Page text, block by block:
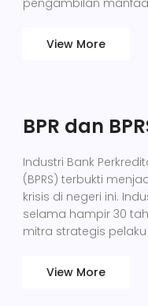
View More
BPR dan
Industri Bank
(BPRS) terbukti
krisis di negeri ini.
selama hampir 30
mitra strategis pelaku
View More